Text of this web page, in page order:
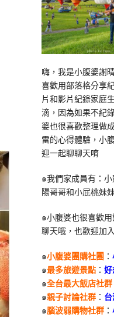
嗨，我是小腹婆謝
喜歡用部落格分享
片和影片紀錄家庭
滴，因為如果不紀
婆也很喜歡整理做
雷的心得體驗，小
迎一起聊聊天唷
๑我們家成員有：
陽哥哥和小屁桃妹
๑小腹婆也很喜歡
聊天哦，也歡迎加入
๑小腹婆團購社團 ：
๑最多旅遊景點 ：
๑全台最大飯店社群
๑親子討論社群 ：
๑腦波弱購物社群 ：